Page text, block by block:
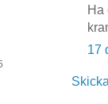
Ha
17